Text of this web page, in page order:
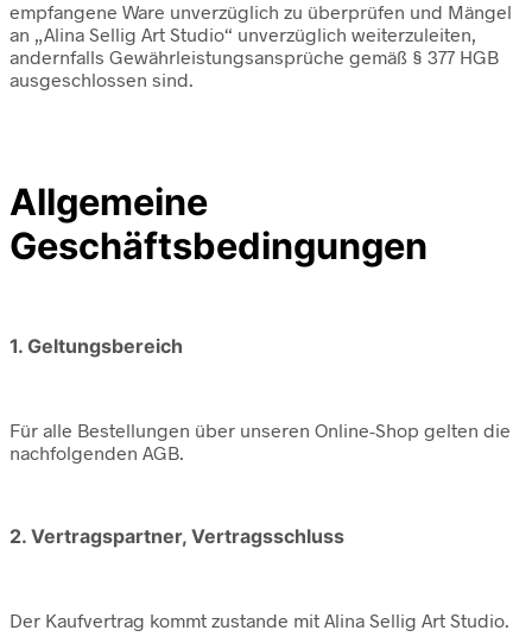
empfangene Ware unverzüglich zu überprüfen und Mängel
an „Alina Sellig Art Studio“ unverzüglich weiterzuleiten,
andernfalls Gewährleistungsansprüche gemäß § 377 HGB
ausgeschlossen sind.
Allgemeine
Geschäftsbedingungen
1. Geltungsbereich
Für alle Bestellungen über unseren Online-Shop gelten die
nachfolgenden AGB.
2. Vertragspartner, Vertragsschluss
Der Kaufvertrag kommt zustande mit Alina Sellig Art Studio.